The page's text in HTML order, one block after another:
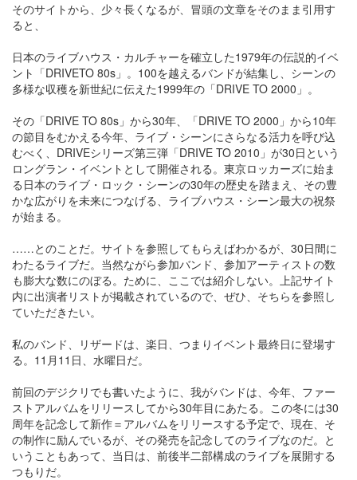
そのサイトから、少々長くなるが、冒頭の文章をそのまま引用す
ると、
日本のライブハウス・カルチャーを確立した1979年の伝説的イベ
ント「DRIVETO 80s」。100を越えるバンドが結集し、シーンの
多様な収穫を新世紀に伝えた1999年の「DRIVE TO 2000」。
その「DRIVE TO 80s」から30年、「DRIVE TO 2000」から10年
の節目をむかえる今年、ライブ・シーンにさらなる活力を呼び込
むべく、DRIVEシリーズ第三弾「DRIVE TO 2010」が30日という
ロングラン・イベントとして開催される。東京ロッカーズに始ま
る日本のライブ・ロック・シーンの30年の歴史を踏まえ、その豊
かな広がりを未来につなげる、ライブハウス・シーン最大の祝祭
が始まる。
……とのことだ。サイトを参照してもらえばわかるが、30日間に
わたるライブだ。当然ながら参加バンド、参加アーティストの数
も膨大な数にのぼる。ために、ここでは紹介しない。上記サイト
内に出演者リストが掲載されているので、ぜひ、そちらを参照し
ていただきたい。
私のバンド、リザードは、楽日、つまりイベント最終日に登場す
る。11月11日、水曜日だ。
前回のデジクリでも書いたように、我がバンドは、今年、ファー
ストアルバムをリリースしてから30年目にあたる。この冬には30
周年を記念して新作＝アルバムをリリースする予定で、現在、そ
の制作に励んでいるが、その発売を記念してのライブなのだ。と
いうこともあって、当日は、前後半二部構成のライブを展開する
つもりだ。